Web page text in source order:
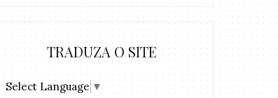
TRADUZA O SITE
Select Language ▼